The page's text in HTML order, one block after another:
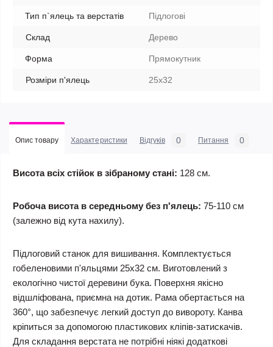
Тип п`ялець та верстатів Підлогові
Склад Дерево
Форма Прямокутник
Розміри п'ялець 25х32
Опис товару Характеристики Відгуків 0 Питання 0
Висота всіх стійок в зібраному стані: 128 см.
Робоча висота в середньому без п'ялець: 75-110 см
(залежно від кута нахилу).
Підлоговий станок для вишивання. Комплектується
гобеленовими п'яльцями 25х32 см. Виготовлений з
екологічно чистої деревини бука. Поверхня якісно
відшліфована, приємна на дотик. Рама обертається на
360°, що забезпечує легкий доступ до вивороту. Канва
кріпиться за допомогою пластикових кліпів-затискачів.
Для складання верстата не потрібні ніякі додаткові